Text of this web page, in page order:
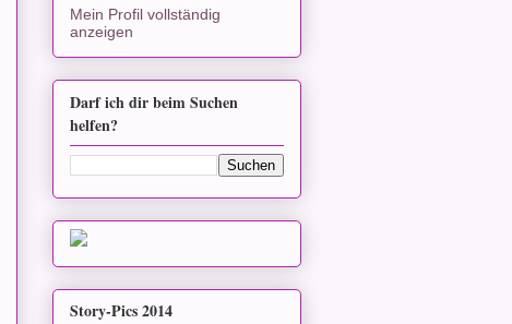
Mein Profil vollständig
anzeigen
Darf ich dir beim Suchen
helfen?
Story-Pics 2014